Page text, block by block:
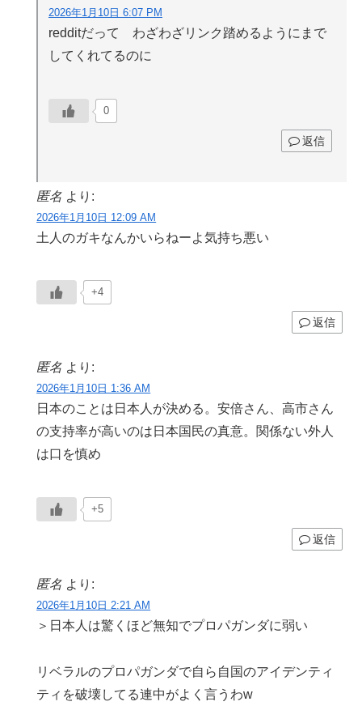
2026年1月10日 6:07 PM
redditだって わざわざリンク踏めるようにまで
してくれてるのに
0
返信
匿名 より:
2026年1月10日 12:09 AM
土人のガキなんかいらねーよ気持ち悪い
+4
返信
匿名 より:
2026年1月10日 1:36 AM
日本のことは日本人が決める。安倍さん、高市さん
の支持率が高いのは日本国民の真意。関係ない外人
は口を慎め
+5
返信
匿名 より:
2026年1月10日 2:21 AM
＞日本人は驚くほど無知でプロパガンダに弱い
リベラルのプロパガンダで自ら自国のアイデンティ
ティを破壊してる連中がよく言うわw